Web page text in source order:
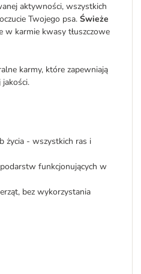
aktywności, wszystkich
Twojego psa. Świeże
w karmie kwasy tłuszczowe
karmy, które zapewniają
życia - wszystkich ras i
funkcjonujących w
bez wykorzystania